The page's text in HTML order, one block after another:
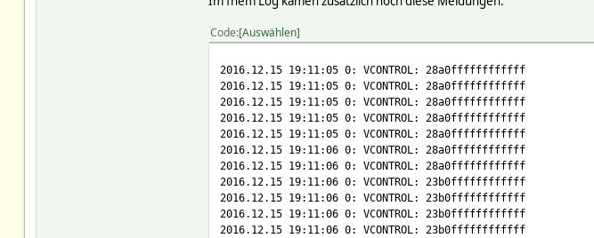
Code Auswählen
2016.12.15 19:11:05 0: VCONTROL: 28a0ffffffffffff
2016.12.15 19:11:05 0: VCONTROL: 28a0ffffffffffff
2016.12.15 19:11:05 0: VCONTROL: 28a0ffffffffffff
2016.12.15 19:11:05 0: VCONTROL: 28a0ffffffffffff
2016.12.15 19:11:05 0: VCONTROL: 28a0ffffffffffff
2016.12.15 19:11:06 0: VCONTROL: 28a0ffffffffffff
2016.12.15 19:11:06 0: VCONTROL: 28a0ffffffffffff
2016.12.15 19:11:06 0: VCONTROL: 23b0ffffffffffff
2016.12.15 19:11:06 0: VCONTROL: 23b0ffffffffffff
2016.12.15 19:11:06 0: VCONTROL: 23b0ffffffffffff
2016.12.15 19:11:06 0: VCONTROL: 23b0ffffffffffff